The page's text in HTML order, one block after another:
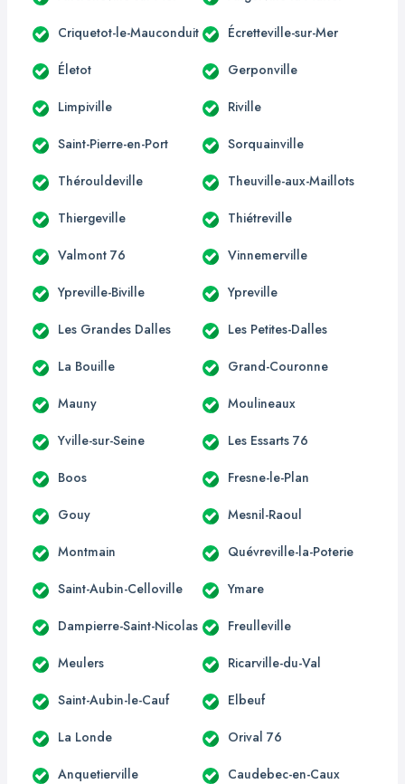
Criquetot-le-Mauconduit Écretteville-sur-Mer
Életot Gerponville
Limpiville Riville
Saint-Pierre-en-Port Sorquainville
Thérouldeville Theuville-aux-Maillots
Thiergeville Thiétreville
Valmont 76 Vinnemerville
Ypreville-Biville Ypreville
Les Grandes Dalles Les Petites-Dalles
La Bouille Grand-Couronne
Mauny Moulineaux
Yville-sur-Seine Les Essarts 76
Boos Fresne-le-Plan
Gouy Mesnil-Raoul
Montmain Quévreville-la-Poterie
Saint-Aubin-Celloville Ymare
Dampierre-Saint-Nicolas Freulleville
Meulers Ricarville-du-Val
Saint-Aubin-le-Cauf Elbeuf
La Londe Orival 76
Anquetierville Caudebec-en-Caux